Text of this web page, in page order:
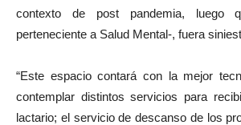
contexto de post pandemia, luego
perteneciente a Salud Mental-, fuera
“Este espacio contará con la mejor
contemplar distintos servicios para
lactario; el servicio de descanso de los